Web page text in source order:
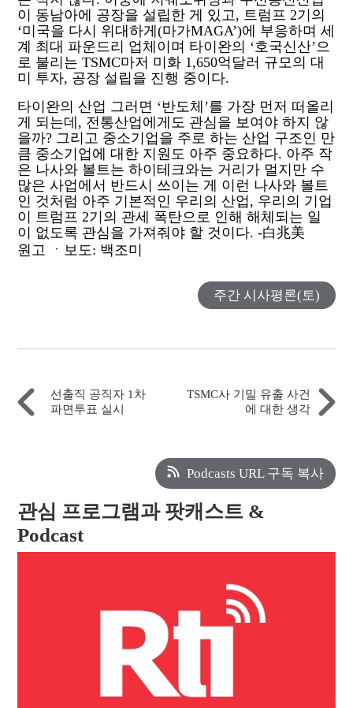
이 동남아에 공장을 설립한 게 있고, 트럼프 2기의
‘미국을 다시 위대하게(마가MAGA’)에 부응하며 세
계 최대 파운드리 업체이며 타이완의 ‘호국신산’으
로 불리는 TSMC마저 미화 1,650억달러 규모의 대
미 투자, 공장 설립을 진행 중이다.
타이완의 산업 그러면 ‘반도체 ’를 가장 먼저 떠올리
게 되는데 , 전통산업에게도 관심을 보여야 하지 않
을까? 그리고 중소기업을 주로 하는 산업 구조인 만
큼 중소기업에 대한 지원도 아주 중요하다. 아주 작
은 나사와 볼트는 하이테크와는 거리가 멀지만 수
많은 사업에서 반드시 쓰이는 게 이런 나사와 볼트
인 것처럼 아주 기본적인 우리의 산업 , 우리의 기업
이 트럼프 2기의 관세 폭탄으로 인해 해체되는 일
이 없도록 관심을 가져줘야 할 것이다. -白兆美
원고 ㆍ보도: 백조미
주간 시사평론(토)
선출직 공직자 1차
파면투표 실시
TSMC사 기밀 유출 사건
에 대한 생각
Podcasts URL 구독 복사
관심 프로그램과 팟캐스트 &
Podcast